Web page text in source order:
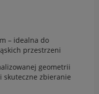
– idealna do
przestrzeni
geometrii
skuteczne zbieranie